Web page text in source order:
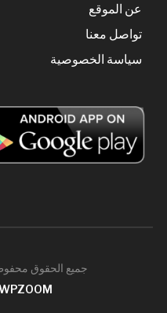
عن الموقع
تواصل معنا
سياسة الخصوصية
جميع الحقوق